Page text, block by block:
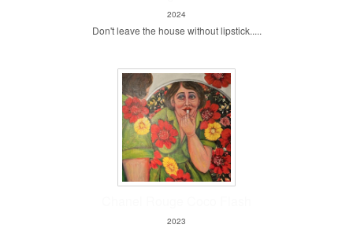
2024
Don't leave the house without lipstick.....
2023